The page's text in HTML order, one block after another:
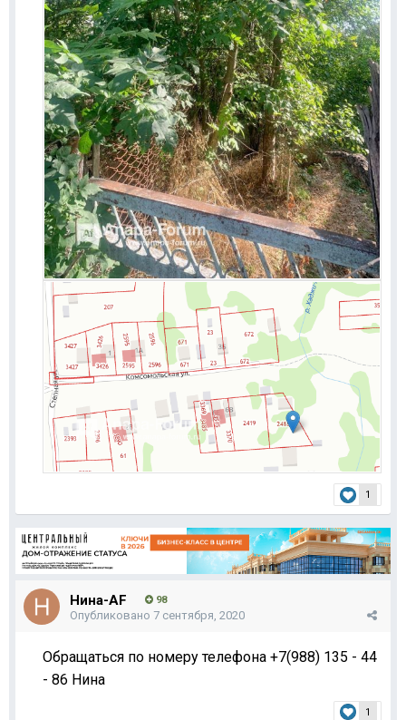
1
Нина-AF 98
Опубликовано 7 сентября, 2020
Обращаться по номеру телефона +7(988) 135 - 44
- 86 Нина
1